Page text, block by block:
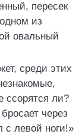
пересек
из
овальный
среди этих
ссорятся ли?
через
с левой ноги!»